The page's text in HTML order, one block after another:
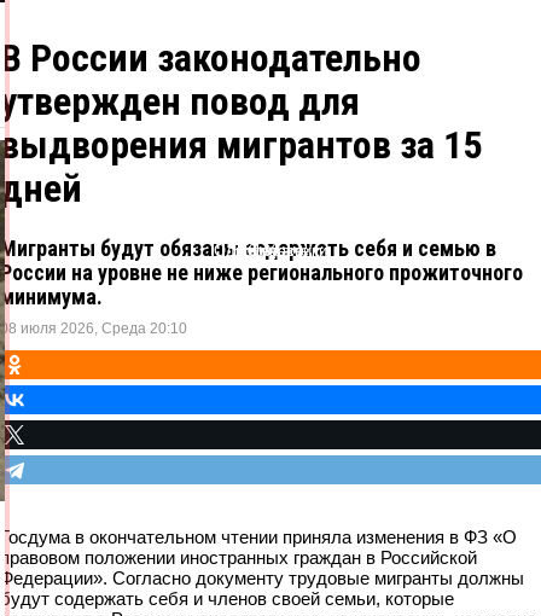
В России законодательно
утвержден повод для
выдворения мигрантов за 15
дней
Мигранты будут обязаны содержать себя и семью в
России на уровне не ниже регионального прожиточного
минимума.
08 июля 2026, Среда 20:10
Одноклассники
ВКонтакте
X
Telegram
Госдума в окончательном чтении приняла изменения в ФЗ «О
правовом положении иностранных граждан в Российской
Федерации». Согласно документу трудовые мигранты должны
будут содержать себя и членов своей семьи, которые